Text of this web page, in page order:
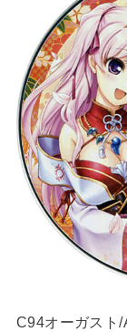
C94オーガスト